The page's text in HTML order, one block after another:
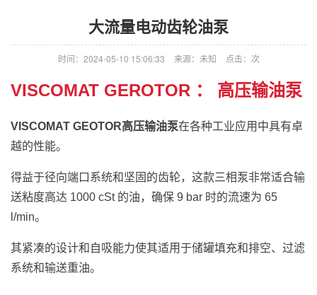
大流量电动齿轮油泵
时间：2024-05-10 15:06:33 来源：未知 点击： 次
VISCOMAT GEROTOR ： 高压输油泵
VISCOMAT GEOTOR高压输油泵在各种工业应用中具有卓
越的性能。
得益于径向端口系统和坚固的齿轮，这款三相泵非常适合输
送粘度高达 1000 cSt 的油，确保 9 bar 时的流速为 65
l/min。
其紧凑的设计和自吸能力使其适用于储罐填充和排空、过滤
系统和输送重油。